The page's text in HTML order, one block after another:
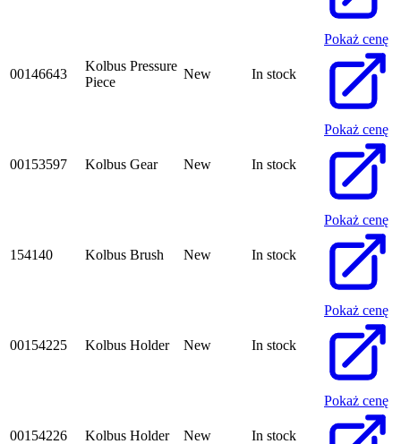
00146643
Kolbus Pressure
Piece
New In stock
Pokaż cenę
00153597 Kolbus Gear New In stock
Pokaż cenę
154140 Kolbus Brush New In stock
Pokaż cenę
00154225 Kolbus Holder New In stock
Pokaż cenę
00154226 Kolbus Holder New In stock
Pokaż cenę